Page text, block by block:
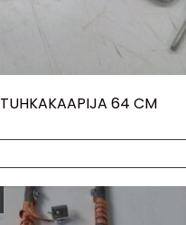
TUHKAKAAPIJA 64 CM